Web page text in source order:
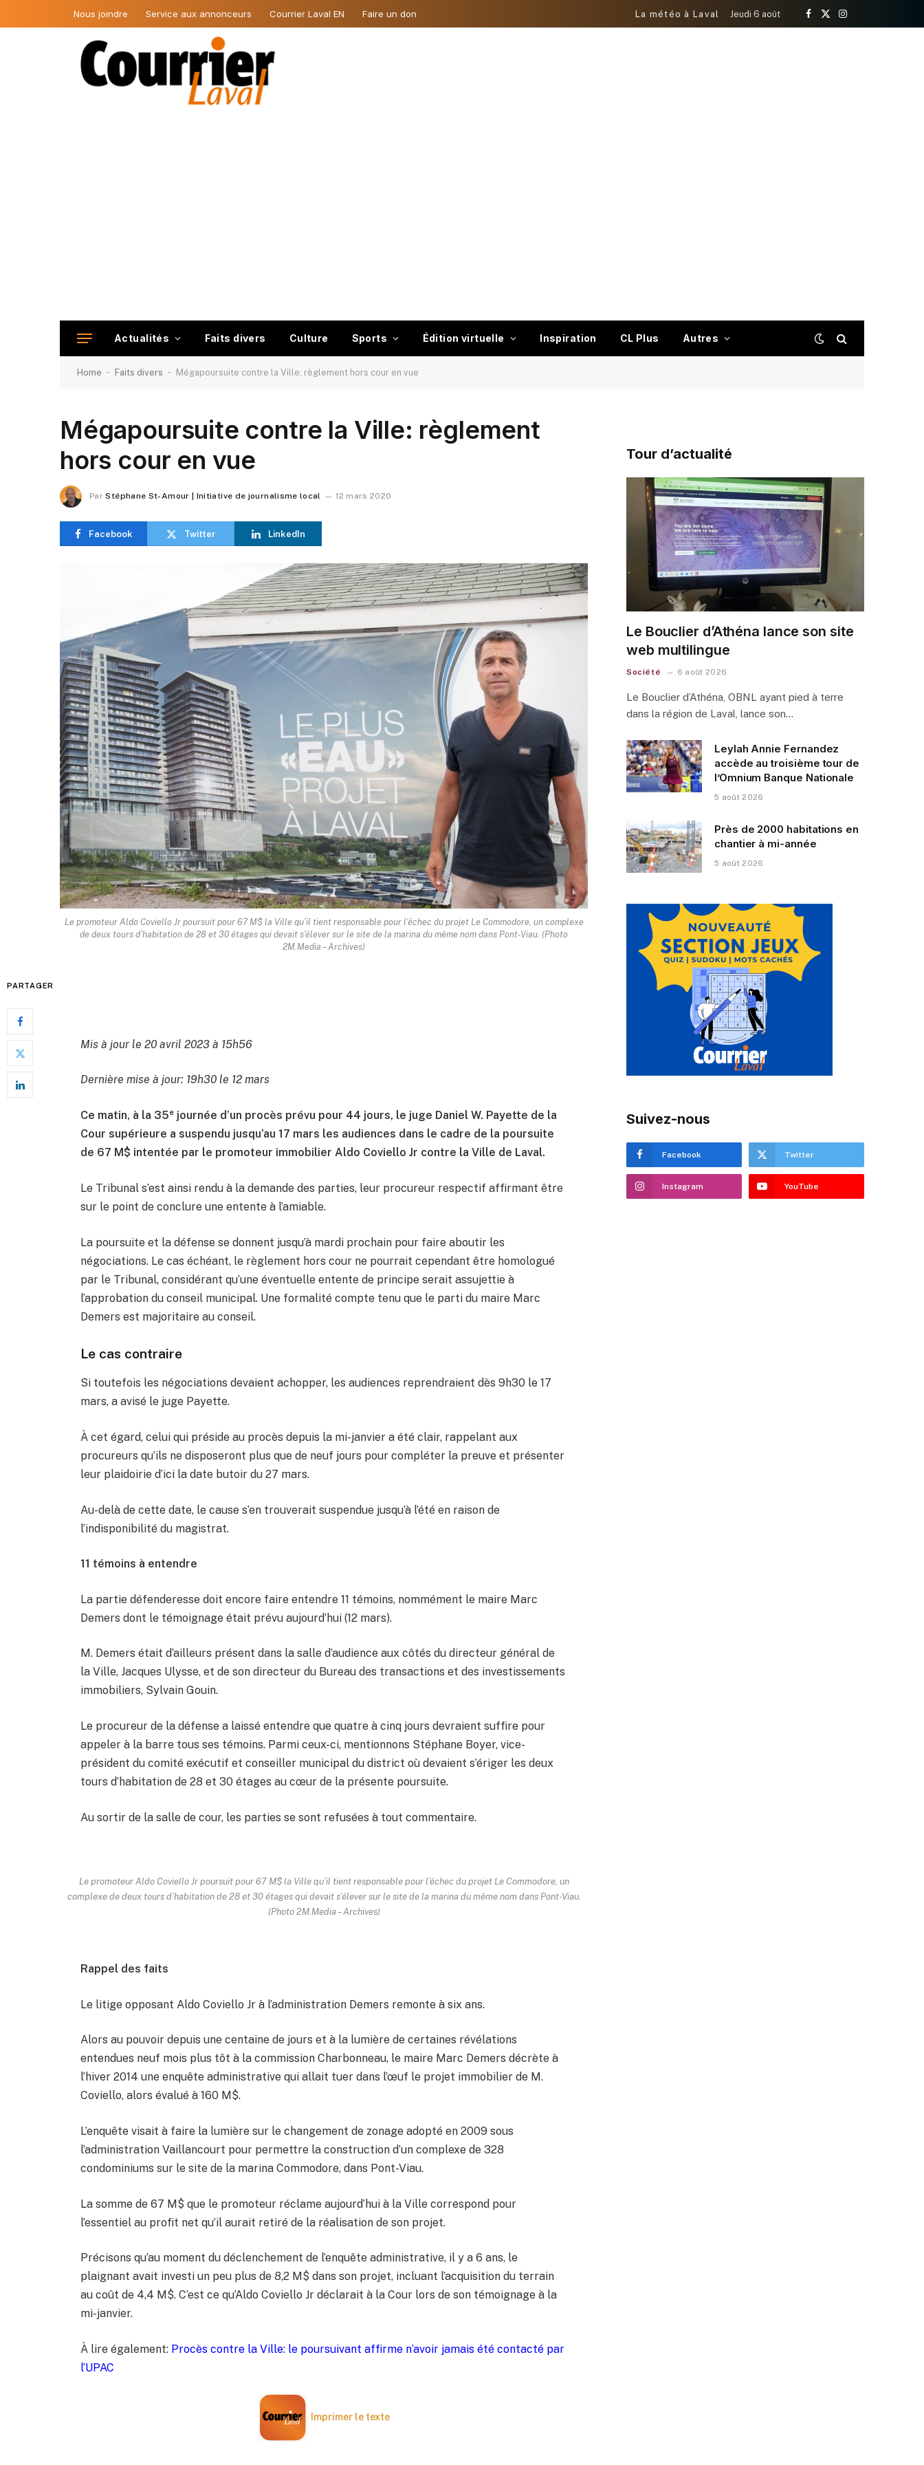
Nous joindre Service aux annonceurs Courrier Laval EN Faire un don La météo à Laval Jeudi 6 août
Facebook
X
Instagram
Actualités Faits divers Culture Sports Édition virtuelle Inspiration CL Plus Autres
Home - Faits divers - Mégapoursuite contre la Ville: règlement hors cour en vue
Mégapoursuite contre la Ville: règlement
hors cour en vue
Par Stéphane St-Amour | Initiative de journalisme local 12 mars 2020
Facebook Twitter LinkedIn
Le promoteur Aldo Coviello Jr poursuit pour 67 M$ la Ville qu’il tient responsable pour l’échec du projet Le Commodore, un complexe
de deux tours d’habitation de 28 et 30 étages qui devait s’élever sur le site de la marina du même nom dans Pont-Viau. (Photo
2M.Media – Archives)
PARTAGER
Mis à jour le 20 avril 2023 à 15h56
Dernière mise à jour: 19h30 le 12 mars
Ce matin, à la 35e journée d’un procès prévu pour 44 jours, le juge Daniel W. Payette de la
Cour supérieure a suspendu jusqu’au 17 mars les audiences dans le cadre de la poursuite
de 67 M$ intentée par le promoteur immobilier Aldo Coviello Jr contre la Ville de Laval.
Le Tribunal s’est ainsi rendu à la demande des parties, leur procureur respectif affirmant être
sur le point de conclure une entente à l’amiable.
La poursuite et la défense se donnent jusqu’à mardi prochain pour faire aboutir les
négociations. Le cas échéant, le règlement hors cour ne pourrait cependant être homologué
par le Tribunal, considérant qu’une éventuelle entente de principe serait assujettie à
l’approbation du conseil municipal. Une formalité compte tenu que le parti du maire Marc
Demers est majoritaire au conseil.
Le cas contraire
Si toutefois les négociations devaient achopper, les audiences reprendraient dès 9h30 le 17
mars, a avisé le juge Payette.
À cet égard, celui qui préside au procès depuis la mi-janvier a été clair, rappelant aux
procureurs qu’ils ne disposeront plus que de neuf jours pour compléter la preuve et présenter
leur plaidoirie d’ici la date butoir du 27 mars.
Au-delà de cette date, le cause s’en trouverait suspendue jusqu’à l’été en raison de
l’indisponibilité du magistrat.
11 témoins à entendre
La partie défenderesse doit encore faire entendre 11 témoins, nommément le maire Marc
Demers dont le témoignage était prévu aujourd’hui (12 mars).
M. Demers était d’ailleurs présent dans la salle d’audience aux côtés du directeur général de
la Ville, Jacques Ulysse, et de son directeur du Bureau des transactions et des investissements
immobiliers, Sylvain Gouin.
Le procureur de la défense a laissé entendre que quatre à cinq jours devraient suffire pour
appeler à la barre tous ses témoins. Parmi ceux-ci, mentionnons Stéphane Boyer, vice-
président du comité exécutif et conseiller municipal du district où devaient s’ériger les deux
tours d’habitation de 28 et 30 étages au cœur de la présente poursuite.
Au sortir de la salle de cour, les parties se sont refusées à tout commentaire.
Le promoteur Aldo Coviello Jr poursuit pour 67 M$ la Ville qu’il tient responsable pour l’échec du projet Le Commodore, un
complexe de deux tours d’habitation de 28 et 30 étages qui devait s’élever sur le site de la marina du même nom dans Pont-Viau.
(Photo 2M.Media – Archives)
Rappel des faits
Le litige opposant Aldo Coviello Jr à l’administration Demers remonte à six ans.
Alors au pouvoir depuis une centaine de jours et à la lumière de certaines révélations
entendues neuf mois plus tôt à la commission Charbonneau, le maire Marc Demers décrète à
l’hiver 2014 une enquête administrative qui allait tuer dans l’œuf le projet immobilier de M.
Coviello, alors évalué à 160 M$.
L’enquête visait à faire la lumière sur le changement de zonage adopté en 2009 sous
l’administration Vaillancourt pour permettre la construction d’un complexe de 328
condominiums sur le site de la marina Commodore, dans Pont-Viau.
La somme de 67 M$ que le promoteur réclame aujourd’hui à la Ville correspond pour
l’essentiel au profit net qu’il aurait retiré de la réalisation de son projet.
Précisons qu’au moment du déclenchement de l’enquête administrative, il y a 6 ans, le
plaignant avait investi un peu plus de 8,2 M$ dans son projet, incluant l’acquisition du terrain
au coût de 4,4 M$. C’est ce qu’Aldo Coviello Jr déclarait à la Cour lors de son témoignage à la
mi-janvier.
À lire également: Procès contre la Ville: le poursuivant affirme n’avoir jamais été contacté par
l’UPAC
Imprimer le texte
Tour d’actualité
Le Bouclier d’Athéna lance son site
web multilingue
Société 6 août 2026
Le Bouclier d’Athéna, OBNL ayant pied à terre
dans la région de Laval, lance son…
Leylah Annie Fernandez
accède au troisième tour de
l’Omnium Banque Nationale
5 août 2026
Près de 2000 habitations en
chantier à mi-année
5 août 2026
Suivez-nous
Facebook Twitter
Instagram YouTube